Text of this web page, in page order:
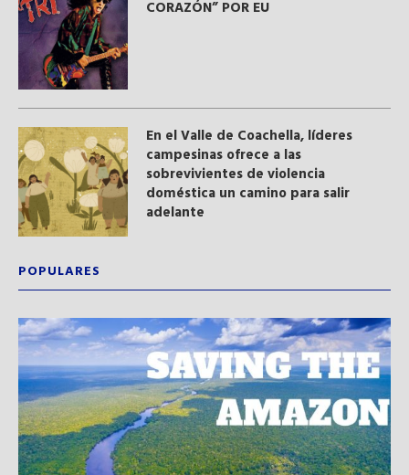
CORAZÓN” POR EU
En el Valle de Coachella, líderes
campesinas ofrece a las
sobrevivientes de violencia
doméstica un camino para salir
adelante
POPULARES